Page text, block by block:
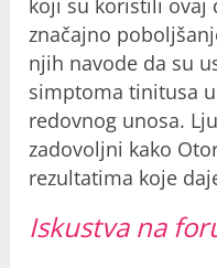
koji su koristili ovaj
značajno
njih navode da su
simptoma tinitusa
redovnog unosa.
zadovoljni kako
rezultatima koje
Iskustva na